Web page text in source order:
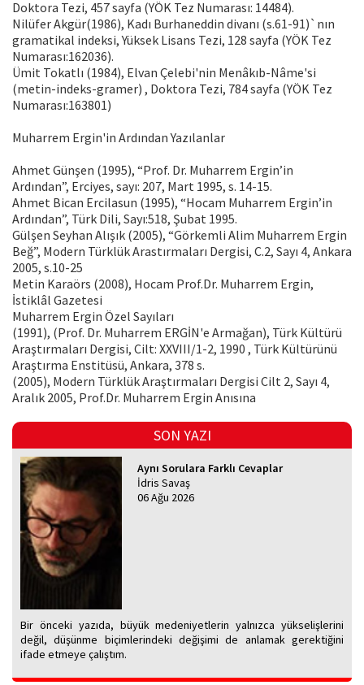
Doktora Tezi, 457 sayfa (YÖK Tez Numarası: 14484).
Nilüfer Akgür(1986), Kadı Burhaneddin divanı (s.61-91)`nın
gramatikal indeksi, Yüksek Lisans Tezi, 128 sayfa (YÖK Tez
Numarası:162036).
Ümit Tokatlı (1984), Elvan Çelebi'nin Menâkıb-Nâme'si
(metin-indeks-gramer) , Doktora Tezi, 784 sayfa (YÖK Tez
Numarası:163801)
Muharrem Ergin'in Ardından Yazılanlar
Ahmet Günşen (1995), “Prof. Dr. Muharrem Ergin’in
Ardından”, Erciyes, sayı: 207, Mart 1995, s. 14-15.
Ahmet Bican Ercilasun (1995), “Hocam Muharrem Ergin’in
Ardından”, Türk Dili, Sayı:518, Şubat 1995.
Gülşen Seyhan Alışık (2005), “Görkemli Alim Muharrem Ergin
Beğ”, Modern Türklük Arastırmaları Dergisi, C.2, Sayı 4, Ankara
2005, s.10-25
Metin Karaörs (2008), Hocam Prof.Dr. Muharrem Ergin,
İstiklâl Gazetesi
Muharrem Ergin Özel Sayıları
(1991), (Prof. Dr. Muharrem ERGİN'e Armağan), Türk Kültürü
Araştırmaları Dergisi, Cilt: XXVIII/1-2, 1990 , Türk Kültürünü
Araştırma Enstitüsü, Ankara, 378 s.
(2005), Modern Türklük Araştırmaları Dergisi Cilt 2, Sayı 4,
Aralık 2005, Prof.Dr. Muharrem Ergin Anısına
SON YAZI
Aynı Sorulara Farklı Cevaplar
İdris Savaş
06 Ağu 2026
Bir önceki yazıda, büyük medeniyetlerin yalnızca yükselişlerini
değil, düşünme biçimlerindeki değişimi de anlamak gerektiğini
ifade etmeye çalıştım.